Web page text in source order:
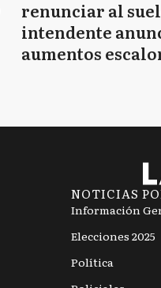
renunciar al
intendente
aumentos
NOTICIAS
Información
Elecciones 2025
Política